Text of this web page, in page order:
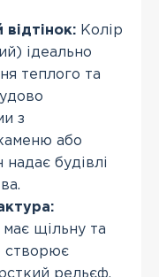
Колір
ідеально
теплого та
з
або
надає будівлі
має щільну та
створює
рельєф.